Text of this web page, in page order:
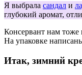
Я выбрала сандал и
глубокий аромат,
Консервант нам тоже
На упаковке
Итак, зимний